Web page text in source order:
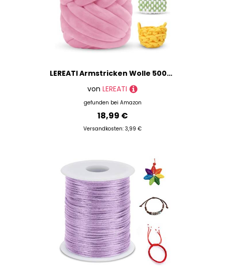
LEREATI Armstricken Wolle 500g Dicke Wolle zum Handstricken Chunky Yarn Schlauchgarn Häkelwolle Dickes Garn zum Häkeln Stricken, für Anfänger, Decken, Tasche, Handstrickgarn (Rosa)
von LEREATI
gefunden bei Amazon
18,99 €
Versandkosten: 3,99 €